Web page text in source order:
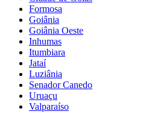
Formosa
Goiânia
Goiânia Oeste
Inhumas
Itumbiara
Jataí
Luziânia
Senador Canedo
Uruaçu
Valparaíso